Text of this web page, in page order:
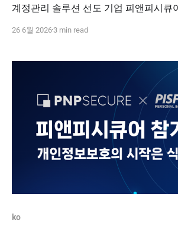
계정관리 솔루션 선도 기업 피앤피시큐
대 공격 표면 관리 플랫폼 'DBSAFER
다. 'DBSAFER Shadow Control'은
26 6월 20263 min read
ko